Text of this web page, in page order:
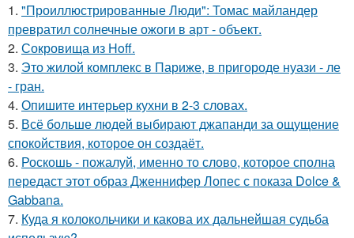
1. "Проиллюстрированные Люди": Томас майландер
превратил солнечные ожоги в арт - объект.
2. Сокровища из Hoff.
3. Это жилой комплекс в Париже, в пригороде нуази - ле
- гран.
4. Опишите интерьер кухни в 2-3 словах.
5. Всё больше людей выбирают джапанди за ощущение
спокойствия, которое он создаёт.
6. Роскошь - пожалуй, именно то слово, которое сполна
передаст этот образ Дженнифер Лопес с показа Dolce &
Gabbana.
7. Куда я колокольчики и какова их дальнейшая судьба